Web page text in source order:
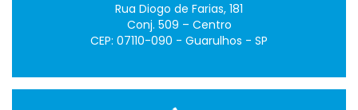
Rua Diogo de Farias, 181
Conj. 509 – Centro
CEP: 07110-090 - Guarulhos - SP